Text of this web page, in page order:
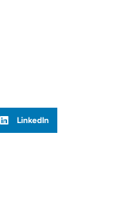
LinkedIn